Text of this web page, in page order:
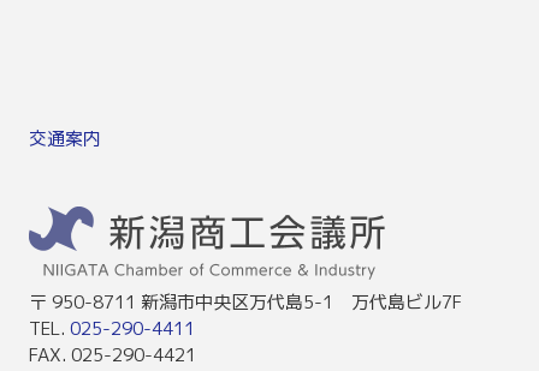
交通案内
〒 950-8711 新潟市中央区万代島5-1 万代島ビル7F
TEL. 025-290-4411
FAX. 025-290-4421